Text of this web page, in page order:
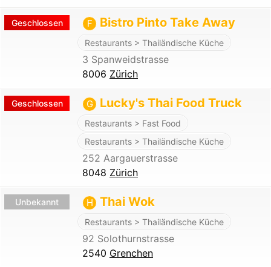
Geschlossen F Bistro Pinto Take Away
Restaurants > Thailändische Küche
3 Spanweidstrasse
8006 Zürich
Geschlossen G Lucky's Thai Food Truck
Restaurants > Fast Food
Restaurants > Thailändische Küche
252 Aargauerstrasse
8048 Zürich
Unbekannt H Thai Wok
Restaurants > Thailändische Küche
92 Solothurnstrasse
2540 Grenchen